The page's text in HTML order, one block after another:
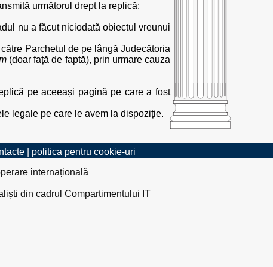
următorul drept la replică:
nu a făcut niciodată obiectul vreunui
Parchetul de pe lângă Judecătoria
(doar față de faptă), prin urmare cauza
pe aceeași pagină pe care a fost
legale pe care le avem la dispoziție.
| politica pentru cookie-uri
internațională
din cadrul Compartimentului IT